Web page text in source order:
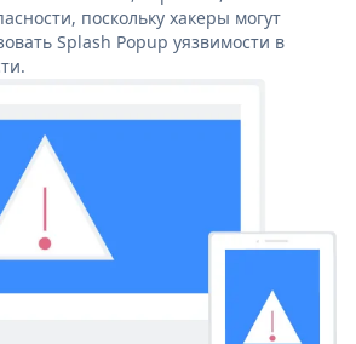
поскольку хакеры могут
Splash Popup уязвимости в